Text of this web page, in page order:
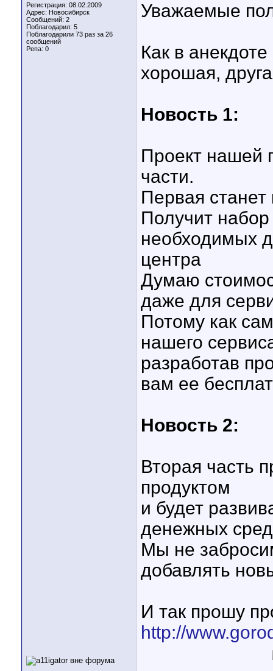
Регистрация: 08.02.2009
Адрес: Новосибирск
Сообщений: 2
Поблагодарил: 5
Поблагодарили 73 раз за 26
сообщений
Репа: 0
Уважаемые
Как в
хорошая,
Новость 1:
Проект нашей
части.
Первая
Получит
необходимых
центра
Думаю
даже для
Потому как
нашего
разработав
вам ее
Новость 2:
Вторая часть
продуктом
и будет
денежных
Мы не
добавлять
И так прошу
http://